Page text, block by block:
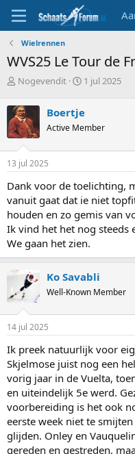
Wielrennen
WVS25 Le Tour de
T
p
i
c
s
t
a
t
e
r
Nogevendit
S
r
t
a
m
1 jul 2025
Boertje
Active Member
13 jul 2025
Dank voor de toelichting,
vanuit gaat dat ie niet
houden en zo gemis van
Ik vind het het nog steeds
We gaan het zien.
Ko Savabli
Well-Known Member
14 jul 2025
Ik preek natuurlijk voor
Skjelmose juist nog een
vorig jaar in de Vuelta,
en uiteindelijk 5e werd.
voorbereiding is het ook
eerste week niet te
glijden. Onley en
gereden en gestreden,